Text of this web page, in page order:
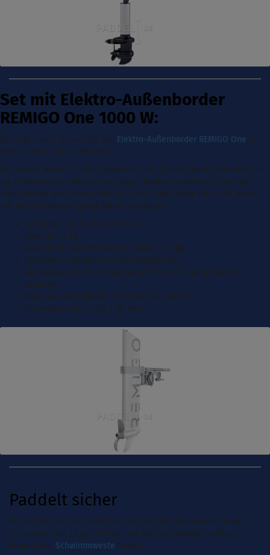
Set mit Elektro-Außenborder
REMIGO One 1000 W:
Wir fügen dem Grund-Set den Elektro-Außenborder REMIGO One mit
einer Leistung von 1 kW hinzu.
Der ideale Motor für alle Segelboot- und Schlauchbootliebhaber, der
die Funktion eines Motors und eines Ruders kombiniert. Dank der
Konstruktion des Motors lässt sich die Schaftlänge leicht für Boote
mit verschiedenen Spiegelhöhen anpassen.
Leistung: 1 kW (entspricht 3 PS)
Gewicht: 12 kg
Gewicht mit abnehmbarem Halter: 14,5 kg
Ladezeit: 6 Stunden (Standartladegerät)
Reichweite: bis zu 15 Seemeilen (27,78 km) bei mittlerer
Leistung
Max. Geschwindigkeit: 5 Knoten (9,26 km/h)
Packmaße: 1250 x 295 x 90 mm
Paddelt sicher
Achten Sie auf Ihre Sicherheit und auf die Ihrer Kinder. Tragen
Sie immer eine Leash. Kinder und Nichtschwimmer sollten
immer eine Schwimmweste tragen.